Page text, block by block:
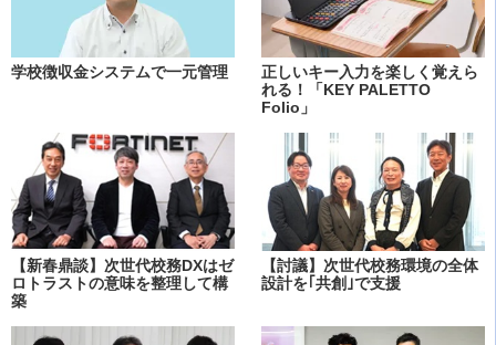
学校徴収金システムで一元管理
正しいキー入力を楽しく覚えら
れる！「KEY PALETTO
Folio」
【新春鼎談】次世代校務DXはゼ
ロトラストの意味を整理して構
築
【討議】次世代校務環境の全体
設計を｢共創｣で支援